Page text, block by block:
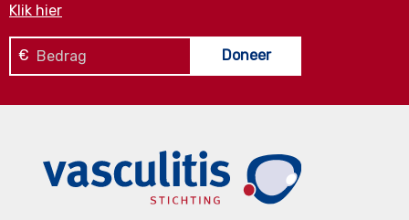
Klik hier
€ Doneer